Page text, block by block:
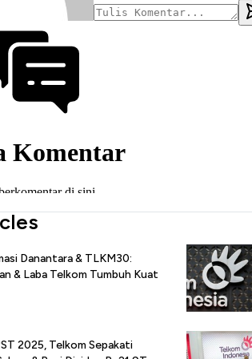
Danantara & TLKM30:
& Laba Telkom Tumbuh Kuat
2025, Telkom Sepakati